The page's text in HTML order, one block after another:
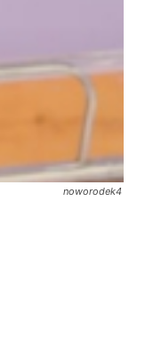
noworodek4